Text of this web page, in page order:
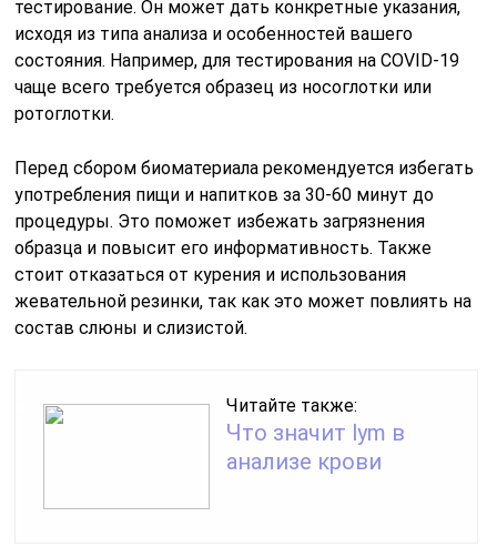
тестирование. Он может дать конкретные указания,
исходя из типа анализа и особенностей вашего
состояния. Например, для тестирования на COVID-19
чаще всего требуется образец из носоглотки или
ротоглотки.
Перед сбором биоматериала рекомендуется избегать
употребления пищи и напитков за 30-60 минут до
процедуры. Это поможет избежать загрязнения
образца и повысит его информативность. Также
стоит отказаться от курения и использования
жевательной резинки, так как это может повлиять на
состав слюны и слизистой.
Читайте также:
Что значит lym в
анализе крови